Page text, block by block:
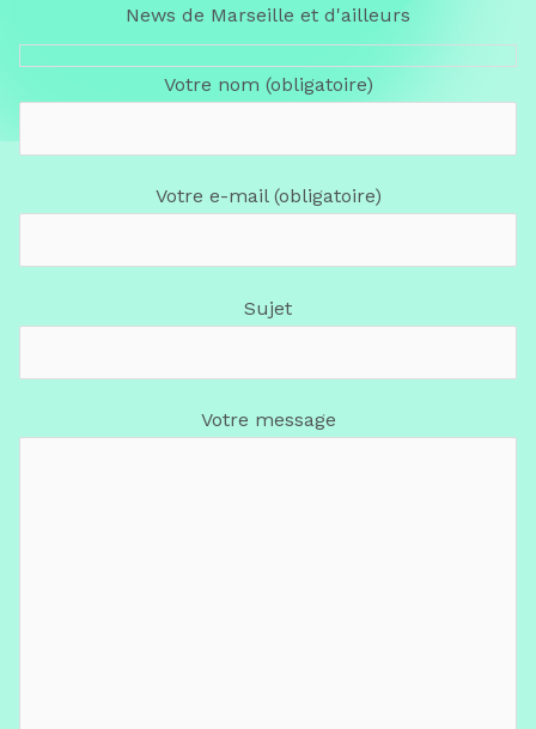
News de Marseille et d'ailleurs
Votre nom (obligatoire)
Votre e-mail (obligatoire)
Sujet
Votre message